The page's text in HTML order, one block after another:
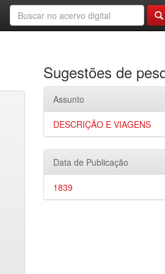
Sugestões de
Assunto
DESCRIÇÃO E VIAGENS
Data de Publicação
1839